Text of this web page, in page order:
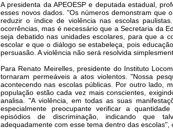
A presidenta da APEOESP e deputada estadual,
esses novos dados. "Os números demonstram que
reduzir o índice de violência nas escolas
ocorrências, mas é necessário que a Secretaria da
seja debatido nas unidades escolares, para que a
escolar e que o diálogo se estabeleça, pois
persuasão. A violência não será resolvida
Para Renato Meirelles, presidente do Instituto
tornaram permeáveis a atos violentos. "Nossa
acontecendo nas escolas públicas. Por outro lado,
população estão cada vez mais conscientes,
analisa. "A violência, em todas as suas
especialmente preocupante verificar a
episódios de discriminação, indicando que
adequadamente com esse tema dentro das escolas",